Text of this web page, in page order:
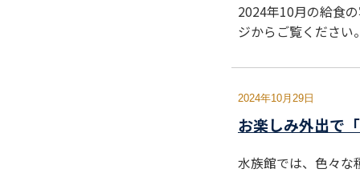
2024年10月の給食
ジからご覧ください
2024年10月29日
お楽しみ外出で
水族館では、色々な